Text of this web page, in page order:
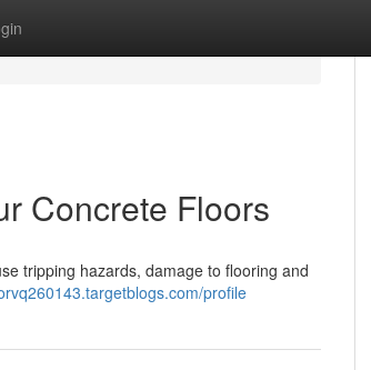
Concrete Floors
tripping hazards, damage to flooring and
profile